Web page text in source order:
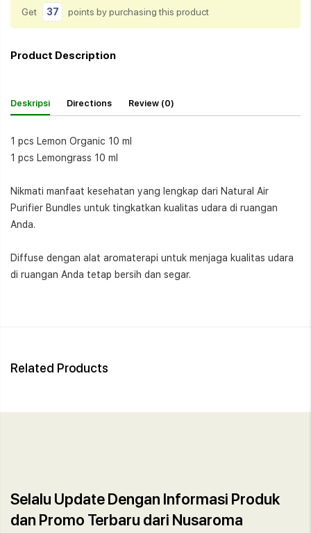
Get 37 points by purchasing this product
Product Description
Deskripsi Directions Review (0)
1 pcs Lemon Organic 10 ml ⁣
1 pcs Lemongrass 10 ml ⁣ ⁣
Nikmati manfaat kesehatan yang lengkap dari Natural Air
Purifier Bundles untuk tingkatkan kualitas udara di ruangan
Anda.
Diffuse dengan alat aromaterapi untuk menjaga kualitas udara
di ruangan Anda tetap bersih dan segar.
Related Products
Selalu Update Dengan Informasi Produk
dan Promo Terbaru dari Nusaroma